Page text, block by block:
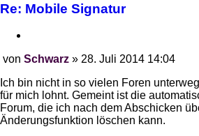
Re: Mobile Signatur
von Schwarz » 28. Juli 2014 14:04
Ich bin nicht in so vielen Foren
für mich lohnt. Gemeint ist die
Forum, die ich nach dem Abschicken
Änderungsfunktion löschen kann.